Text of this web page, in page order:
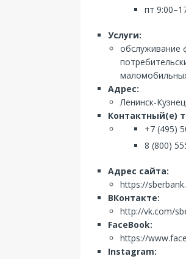
пт
Услуги:
обслуживание
Адрес:
Ленинск-
Контактный(е)
+7 (495)
8 (800)
Адрес сайта:
https://
ВКонтакте:
http://vk.com/
FaceBook:
https://
Instagram: